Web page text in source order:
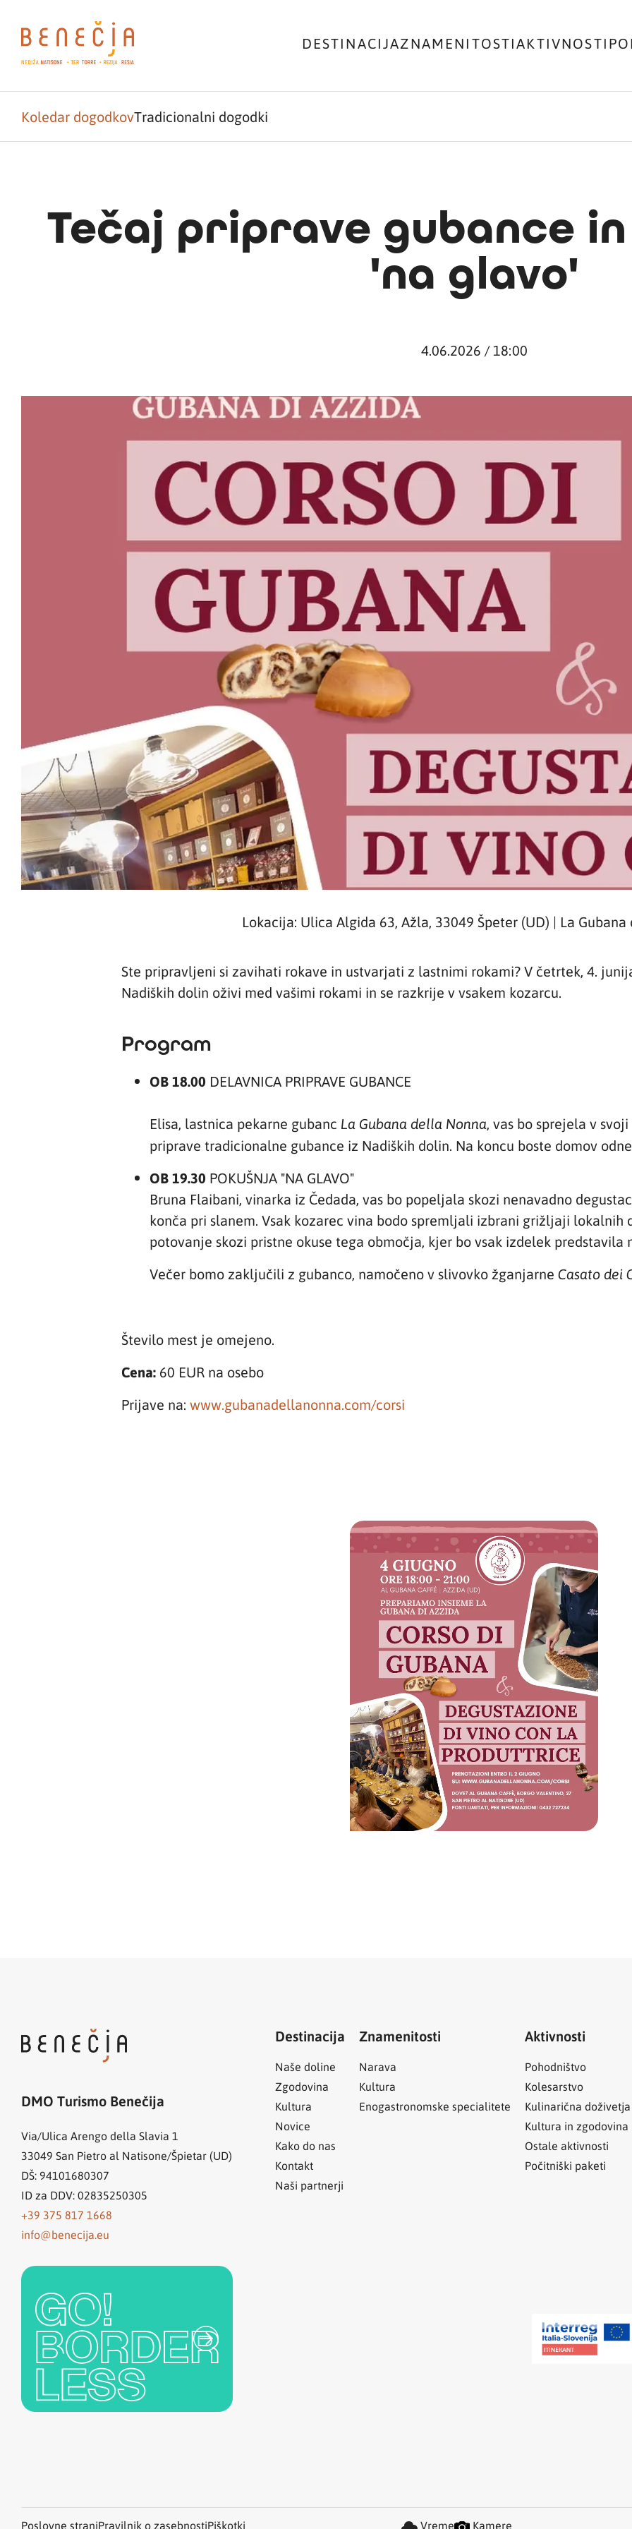
DESTINACIJAZNAMENITOSTIAKTIVNOSTI
Koledar dogodkovTradicionalni dogodki
Tečaj priprave gubance
'na glavo'
4.06.2026 / 18:00
Lokacija: Ulica Algida 63, Ažla, 33049 Špeter (UD) | La
Ste pripravljeni si zavihati rokave in ustvarjati z lastnimi rokami? V četrtek, 4.
Nadiških dolin oživi med vašimi rokami in se razkrije v vsakem kozarcu.
Program
OB 18.00 DELAVNICA PRIPRAVE GUBANCE
Elisa, lastnica pekarne gubanc La Gubana della Nonna, vas bo sprejela v
priprave tradicionalne gubance iz Nadiških dolin. Na koncu boste domov
OB 19.30 POKUŠNJA "NA GLAVO"
Bruna Flaibani, vinarka iz Čedada, vas bo popeljala skozi nenavadno
konča pri slanem. Vsak kozarec vina bodo spremljali izbrani grižljaji lokalnih
potovanje skozi pristne okuse tega območja, kjer bo vsak izdelek predstavila
Večer bomo zaključili z gubanco, namočeno v slivovko žganjarne Casato dei
Število mest je omejeno.
Cena: 60 EUR na osebo
Prijave na: www.gubanadellanonna.com/corsi
DMO Turismo Benečija
Via/Ulica Arengo della Slavia 1
33049 San Pietro al Natisone/Špietar (UD)
DŠ: 94101680307
ID za DDV: 02835250305
+39 375 817 1668
info@benecija.eu
Destinacija
Naše doline
Zgodovina
Kultura
Novice
Kako do nas
Kontakt
Naši partnerji
Znamenitosti
Narava
Kultura
Enogastronomske specialitete
Aktivnosti
Pohodništvo
Kolesarstvo
Kulinarična doživetja
Kultura in zgodovina
Ostale aktivnosti
Počitniški paketi
Poslovne straniPravilnik o zasebnostiPiškotki Vreme Kamere